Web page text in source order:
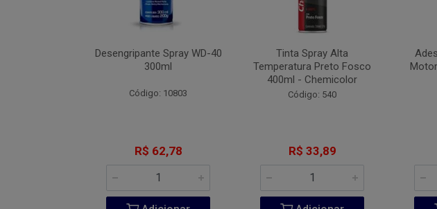
Desengripante Spray WD-40
300ml
Código: 10803
R$ 62,78
Tinta Spray Alta
Temperatura Preto Fosco
400ml - Chemicolor
Código: 540
R$ 33,89